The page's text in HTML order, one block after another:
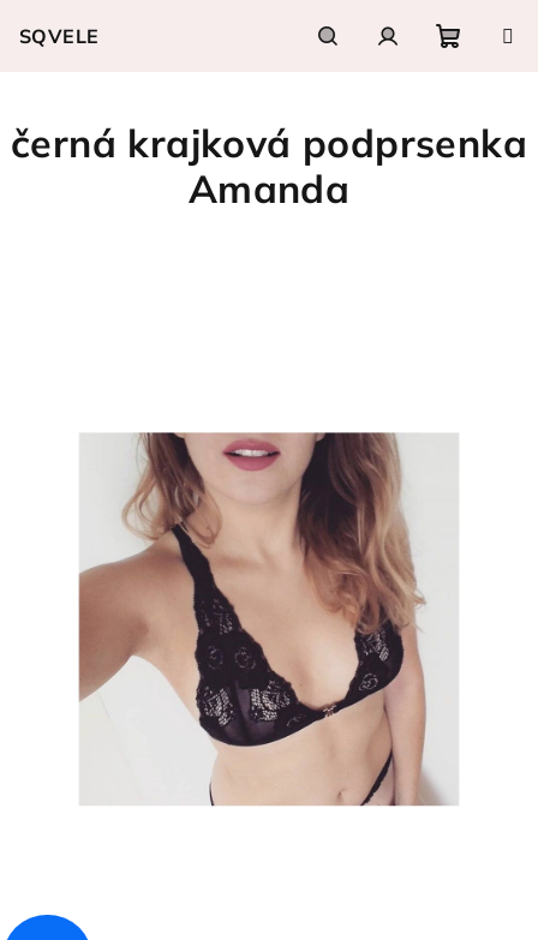
SQVELE
košík
černá krajková podprsenka
Amanda